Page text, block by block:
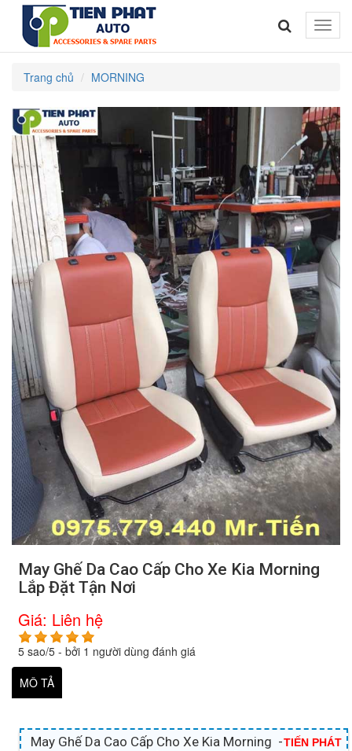
Toggle
Trang chủ MORNING
May Ghế Da Cao Cấp Cho Xe Kia Morning
Lắp Đặt Tận Nơi
Giá: Liên hệ
5 sao/5 - bởi 1 người dùng đánh giá
MÔ TẢ
May Ghế Da Cao Cấp Cho Xe Kia Morning -TIẾN PHÁT